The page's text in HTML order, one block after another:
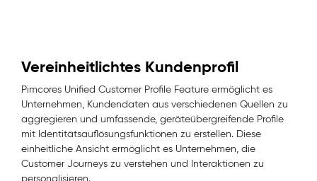
Vereinheitlichtes Kundenprofil
Pimcores Unified Customer Profile Feature ermöglicht es
Unternehmen, Kundendaten aus verschiedenen Quellen zu
aggregieren und umfassende, geräteübergreifende Profile
mit Identitätsauflösungsfunktionen zu erstellen. Diese
einheitliche Ansicht ermöglicht es Unternehmen, die
Customer Journeys zu verstehen und Interaktionen zu
personalisieren.